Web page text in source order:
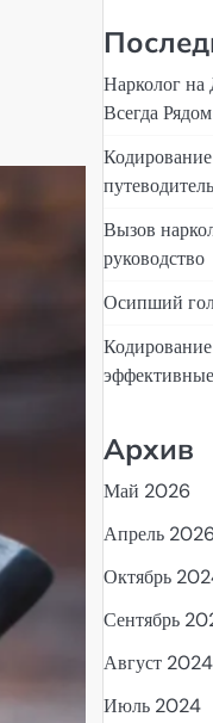
Нарколог
Всегда Рядом
путеводитель
Вызов
руководство
Осипший
Архив
Май 2026
Апрель
Октябрь
Сентябрь
Август 2024
Июль 2024